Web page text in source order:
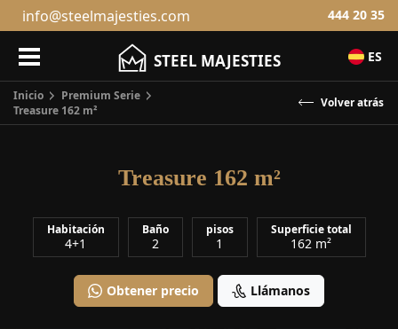
info@steelmajesties.com 444 20 35
STEEL MAJESTIES ES
Inicio
Premium Serie
Treasure 162 m²
Treasure 162 m²
Habitación
4+1
Baño
2
pisos
1
Superficie total
162 m²
Obtener precio Llámanos